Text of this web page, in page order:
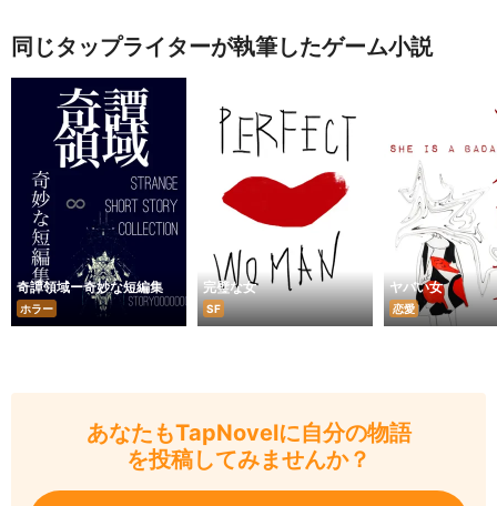
同じタップライターが執筆したゲーム小説
奇譚領域ー奇妙な短編集
ホラー
完璧な女
SF
ヤバい女
恋愛
あなたもTapNovelに自分の物語
を投稿してみませんか？